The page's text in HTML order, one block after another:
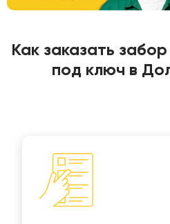
Как заказать
под ключ в